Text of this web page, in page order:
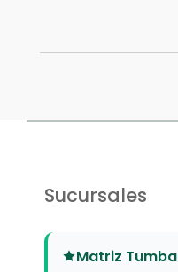
Sucursales
Matriz